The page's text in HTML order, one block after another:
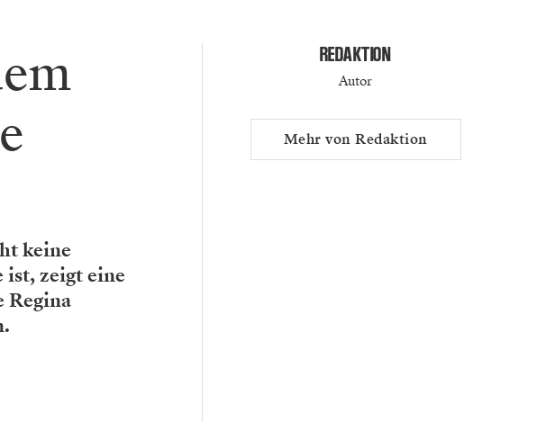
keine
ist, zeigt eine
Regina
REDAKTION
Autor
Mehr von Redaktion